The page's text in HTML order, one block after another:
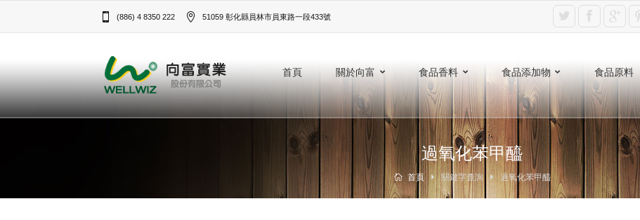
(886) 4 8350 222 51059 彰化縣員林市員東路一段433號‎
首頁 關於向富 食品香料 食品添加物 食品原料
過氧化苯甲醯
首頁 關鍵字查詢 過氧化苯甲醯